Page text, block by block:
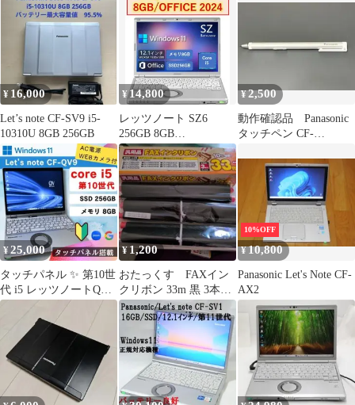
SSD512
¥ 16,000
Let’s note CF-SV9 i5-
10310U 8GB 256GB
¥14,800
レッツノート SZ6
256GB 8GB
OFFICE2024 バッテリ
100%
¥2,500
動作確認品 Panasonic
タッチペン CF-
¥25,000
タッチパネル ✨️ 第10世
代 i5 レッツノートQV9
8G／256GB／
¥ 1,200
おたっくす FAXイン
クリボン 33m 黒 3本セ
ット Panasonic
10%OFF
¥10,800
Panasonic Let's Note CF-
AX2